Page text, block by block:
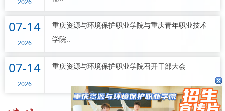
重资环职院，11周岁生日快乐！
2026-06-05
2026
07-14
2026
重庆资源与环境保护职业学院与重庆青年职业技术
学院..
07-14
2026
重庆资源与环境保护职业学院召开干部大会